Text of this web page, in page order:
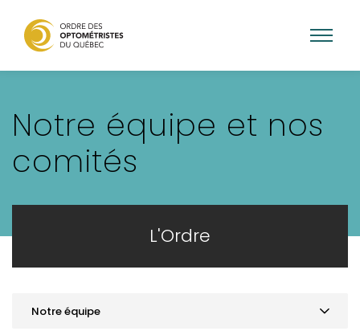
contenu
Notre équipe et nos
comités
L'Ordre
Notre équipe